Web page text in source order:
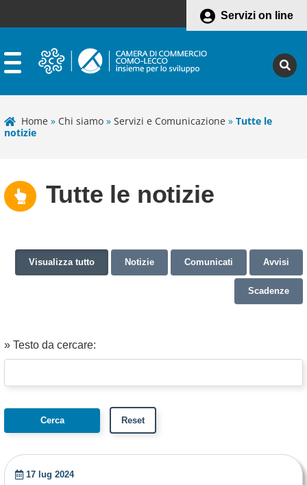
Servizi on line
Home » Chi siamo » Servizi e Comunicazione » Tutte le
notizie
Tutte le notizie
Visualizza tutto Notizie Comunicati Avvisi
Scadenze
» Testo da cercare:
17 lug 2024